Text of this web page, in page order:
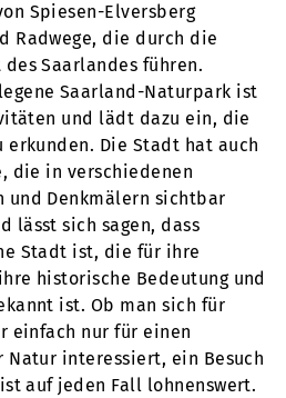
Spiesen-Elversberg
Radwege, die durch die
Saarlandes führen.
Saarland-Naturpark ist
und lädt dazu ein, die
erkunden. Die Stadt hat auch
die in verschiedenen
und Denkmälern sichtbar
lässt sich sagen, dass
Stadt ist, die für ihre
historische Bedeutung und
ist. Ob man sich für
einfach nur für einen
Natur interessiert, ein Besuch
auf jeden Fall lohnenswert.